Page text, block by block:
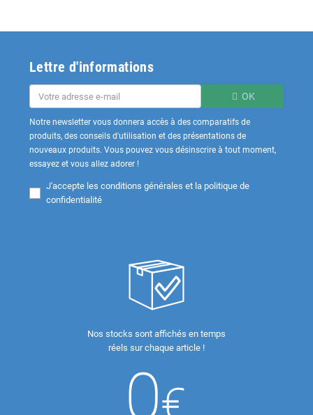
Lettre d'informations
OK
Notre newsletter vous donnera accès à des comparatifs de
produits, des conseils d'utilisation et des présentations de
nouveaux produits. Vous pouvez vous désinscrire à tout moment,
essayez et vous allez adorer !
J'accepte les conditions générales et la politique de
confidentialité
Nos stocks sont affichés en temps
réels sur chaque article !